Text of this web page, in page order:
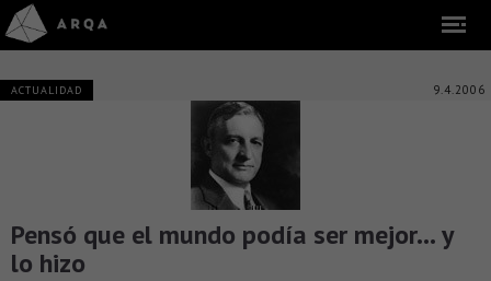
ACTUALIDAD 9.4.2006
Pensó que el mundo podía ser mejor… y
lo hizo